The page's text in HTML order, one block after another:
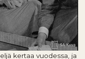
kertaa vuodessa, ja